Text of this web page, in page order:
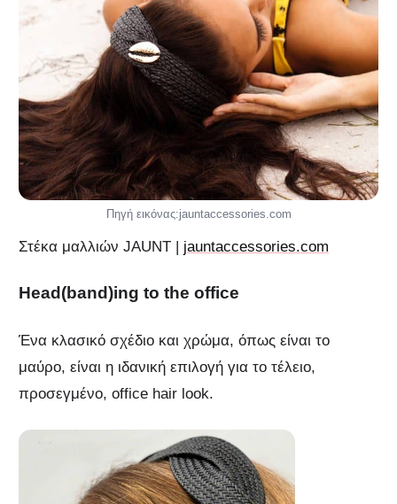
Πηγή εικόνας:jauntaccessories.com
Στέκα μαλλιών JAUNT | jauntaccessories.com
Head(band)ing to the office
Ένα κλασικό σχέδιο και χρώμα, όπως είναι το
μαύρο, είναι η ιδανική επιλογή για το τέλειο,
προσεγμένο, office hair look.